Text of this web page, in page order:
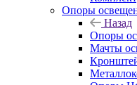
Опоры
Назад
Опоры
Мачты